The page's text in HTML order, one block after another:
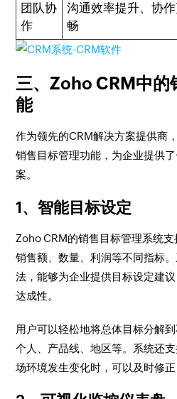
团队协
作
沟通效率提升、协
畅
三、Zoho CRM中的
能
作为领先的CRM解决方案提供商
销售目标管理功能，为企业提供
案。
1、智能目标设定
Zoho CRM的销售目标管理系统
销售额、数量、利润等不同指标
法，能够为企业提供目标设定建
达成性。
用户可以轻松地将总体目标分解
个人、产品线、地区等。系统还
场环境发生变化时，可以及时修正